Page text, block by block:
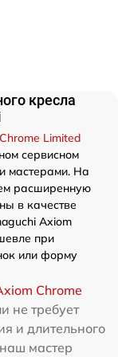
кресла
Limited
сервисном
мастерами. На
расширенную
в качестве
Axiom
при
или форму
Chrome
не требует
и длительного
мастер